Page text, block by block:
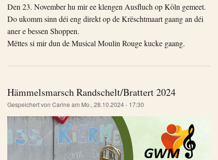
Den 23. November hu mir ee klengen Ausfluch op Köln gemeet.
Do ukomm sinn déi eng direkt op de Krëschtmaart gaang an déi
aner e bessen Shoppen.
Mëttes si mir dun de Musical Moulin Rouge kucke gaang.
Hämmelsmarsch Randschelt/Brattert 2024
Gespeichert von Carine am Mo., 28.10.2024 - 17:30